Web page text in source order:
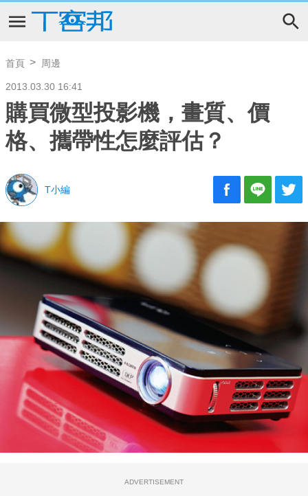
首頁 周邊
2013.03.30 16:41
購買微型投影機，畫質、價
格、攜帶性怎麼評估？
T小編
ADVERTISEMENT